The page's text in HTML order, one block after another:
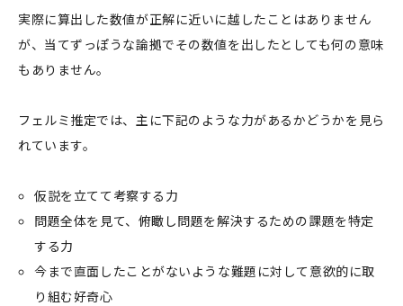
実際に算出した数値が正解に近いに越したことはありません
が、当てずっぽうな論拠でその数値を出したとしても何の意味
もありません。
フェルミ推定では、主に下記のような力があるかどうかを見ら
れています。
仮説を立てて考察する力
問題全体を見て、俯瞰し問題を解決するための課題を特定
する力
今まで直面したことがないような難題に対して意欲的に取
り組む好奇心